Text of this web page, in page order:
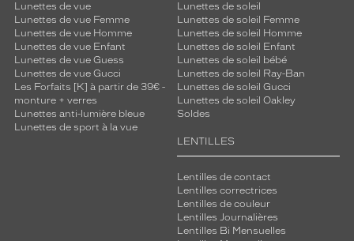
Lunettes de vue
Lunettes de vue Femme
Lunettes de vue Homme
Lunettes de vue Enfant
Lunettes de vue Guess
Lunettes de vue Gucci
Les Forfaits [K] à partir de 39€ -
monture + verres
Lunettes anti-lumière bleue
Lunettes de sport à la vue
Lunettes de soleil
Lunettes de soleil Femme
Lunettes de soleil Homme
Lunettes de soleil Enfant
Lunettes de soleil bébé
Lunettes de soleil Ray-Ban
Lunettes de soleil Gucci
Lunettes de soleil Oakley
Soldes
LENTILLES
Lentilles de contact
Lentilles correctrices
Lentilles de couleur
Lentilles Journalières
Lentilles Bi Mensuelles